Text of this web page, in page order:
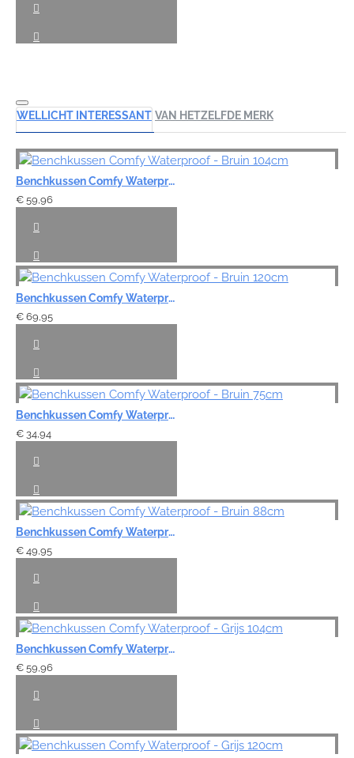
WELLICHT INTERESSANT VAN HETZELFDE MERK
Benchkussen Comfy Waterproof - Bruin 104cm
€ 59,96
Benchkussen Comfy Waterproof - Bruin 120cm
€ 69,95
Benchkussen Comfy Waterproof - Bruin 75cm
€ 34,94
Benchkussen Comfy Waterproof - Bruin 88cm
€ 49,95
Benchkussen Comfy Waterproof - Grijs 104cm
€ 59,96